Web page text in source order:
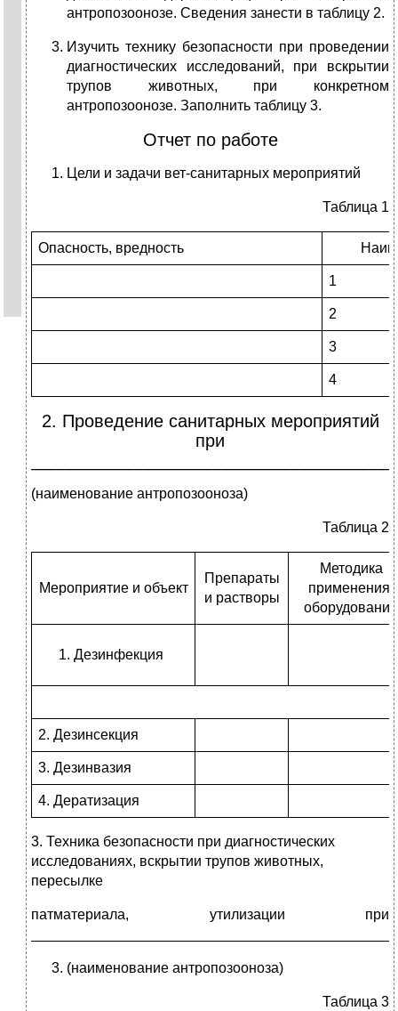
антропозоонозе. Сведения занести в таблицу 2.
Изучить технику безопасности при проведении
диагностических исследований, при вскрытии
трупов животных, при конкретном
антропозоонозе. Заполнить таблицу 3.
Отчет по работе
Цели и задачи вет-санитарных мероприятий
Таблица 1
Опасность, вредность
1
2
3
4
2. Проведение санитарных мероприятий
при
(наименование антропозооноза)
Таблица 2
Мероприятие и объект
Препараты
и растворы
Методика
применения,
оборудование
Дезинфекция
2. Дезинсекция
3. Дезинвазия
4. Дератизация
3. Техника безопасности при диагностических
исследованиях, вскрытии трупов животных,
пересылке
патматериала, утилизации при
(наименование антропозооноза)
Таблица 3